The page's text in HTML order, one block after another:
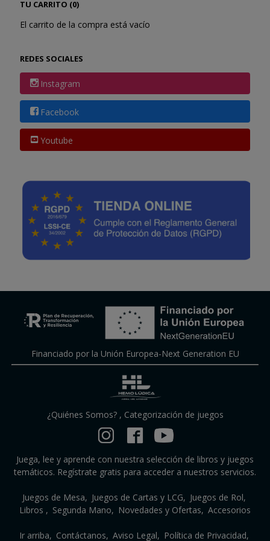
TU CARRITO (0)
El carrito de la compra está vacío
REDES SOCIALES
Instagram
Facebook
Youtube
Financiado por la Unión Europea-Next Generation EU
¿Quiénes Somos?, Categorización de juegos
Juega, lee y aprende con nuestra selección de libros y juegos
temáticos. Regístrate gratis para acceder a nuestros servicios.
Juegos de Mesa Juegos de Cartas y LCG
Juegos de Rol
Libros
Segunda Mano Novedades y Ofertas Accesorios
Ir arriba Contáctanos Aviso Legal Política de Privacidad